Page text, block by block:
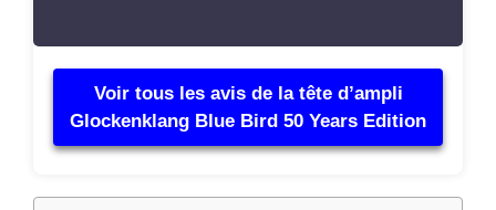
Voir tous les avis de la tête d’ampli
Glockenklang Blue Bird 50 Years Edition